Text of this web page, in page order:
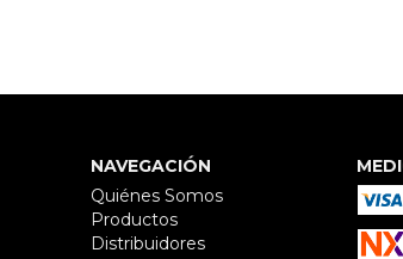
NAVEGACIÓN
Quiénes Somos
Productos
Distribuidores